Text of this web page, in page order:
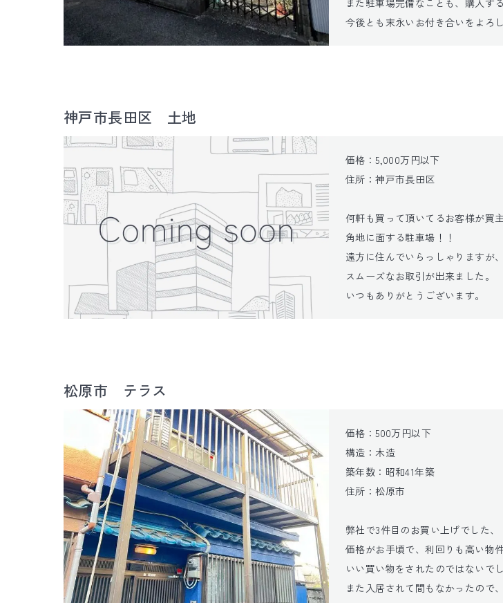
また駐車場完備なことも、購入す
今後とも末永いお付き合いをよろ
神戸市長田区 土地
価格：5,000万円以下
住所：神戸市長田区
何軒も買って頂いてるお客様が買主
角地に面する駐車場！！
遠方に住んでいらっしゃりますが
スムーズなお取引が出来ました。
いつもありがとうございます。
松原市 テラス
価格：500万円以下
構造：木造
築年数：昭和41年築
住所：松原市
弊社で3件目のお買い上げでした、
価格がお手頃で、利回りも高い物
いい買い物をされたのではないで
また入居されて間もなかったので